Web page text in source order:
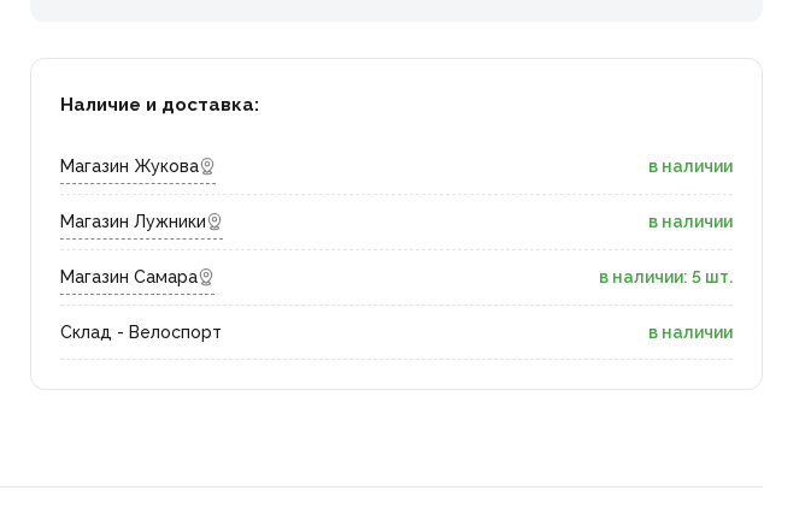
Наличие и доставка:
Магазин Жукова в наличии
Магазин Лужники в наличии
Магазин Самара в наличии: 5 шт.
Склад - Велоспорт в наличии